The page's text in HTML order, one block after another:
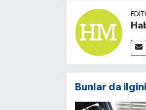
Bunlar da